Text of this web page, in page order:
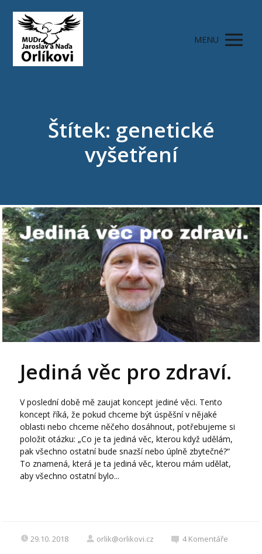
MENU
Štítek: genetické
vyšetření
Jediná věc pro zdraví.
V poslední době mě zaujat koncept jediné věci. Tento
koncept říká, že pokud chceme být úspěšní v nějaké
oblasti nebo chceme něčeho dosáhnout, potřebujeme si
položit otázku: „Co je ta jediná věc, kterou když udělám,
pak všechno ostatní bude snazší nebo úplně zbytečné?“
To znamená, která je ta jediná věc, kterou mám udělat,
aby všechno ostatní bylo...
29.10. 2018 orlik@orlikovi.cz 4Komentáře